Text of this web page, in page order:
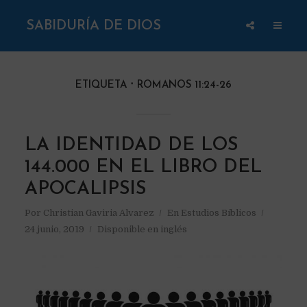
SABIDURÍA DE DIOS
ETIQUETA ROMANOS 11:24-26
LA IDENTIDAD DE LOS
144.000 EN EL LIBRO DEL
APOCALIPSIS
Por Christian Gaviria Alvarez En Estudios Bíblicos
24 junio, 2019
Disponible en inglés